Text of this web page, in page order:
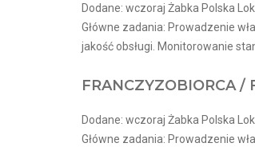
Dodane: wczoraj Żabka Polska
Główne zadania: Prowadzenie
jakość obsługi. Monitorowanie
FRANCZYZOBIORCA /
Dodane: wczoraj Żabka Polska
Główne zadania: Prowadzenie